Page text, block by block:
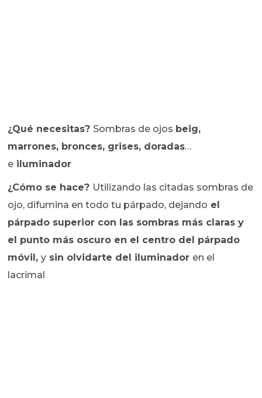
¿Qué necesitas? Sombras de ojos beig,
marrones, bronces, grises, doradas…
e iluminador
¿Cómo se hace? Utilizando las citadas sombras de
ojo, difumina en todo tu párpado, dejando el
párpado superior con las sombras más claras y
el punto más oscuro en el centro del párpado
móvil,y sin olvidarte del iluminador en el
lacrimal